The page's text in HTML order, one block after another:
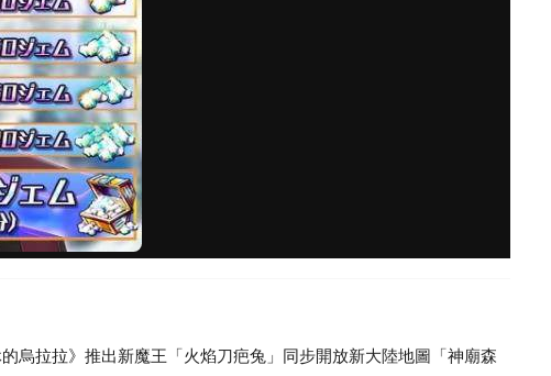
的烏拉拉》推出新魔王「火焰刀疤兔」同步開放新大陸地圖「神廟森